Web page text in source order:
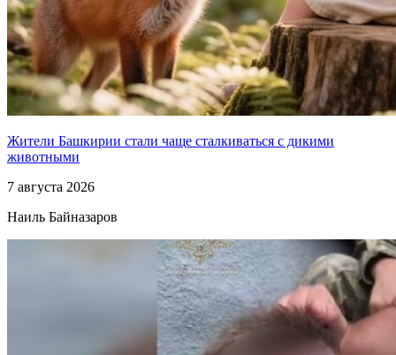
Жители Башкирии стали чаще сталкиваться с дикими
животными
7 августа 2026
Наиль Байназаров